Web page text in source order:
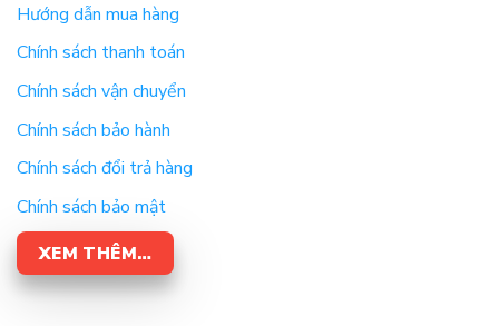
Hướng dẫn mua hàng
Chính sách thanh toán
Chính sách vận chuyển
Chính sách bảo hành
Chính sách đổi trả hàng
Chính sách bảo mật
XEM THÊM…